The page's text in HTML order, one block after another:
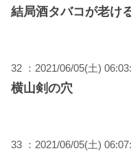
結局酒タバコが老け
32 ：2021/06/05(土)
横山剣の穴
33 ：2021/06/05(土)